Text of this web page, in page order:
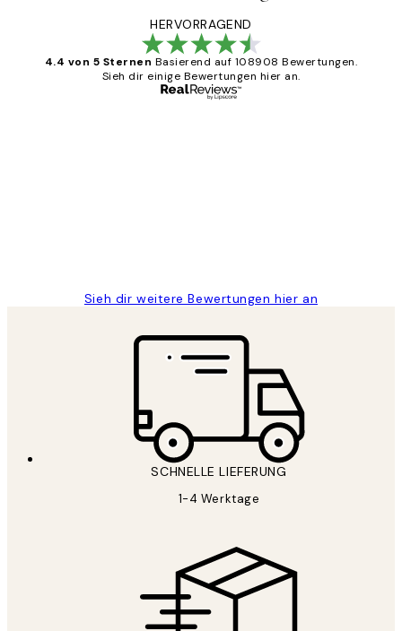
HERVORRAGEND
4.4 von 5 Sternen Basierend auf 108908 Bewertungen.
Sieh dir einige Bewertungen hier an.
Sieh dir weitere Bewertungen hier an
SCHNELLE LIEFERUNG
1-4 Werktage